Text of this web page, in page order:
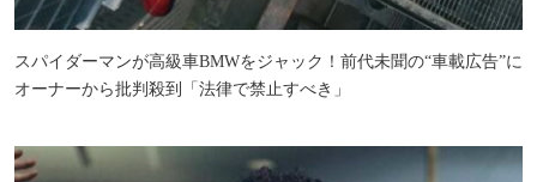
スパイダーマンが高級車BMWをジャック！前代未聞の“車載広告”に
オーナーから批判殺到「法律で禁止すべき」